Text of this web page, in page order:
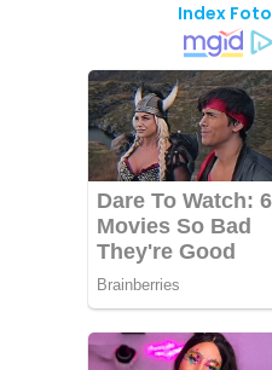
Index Foto